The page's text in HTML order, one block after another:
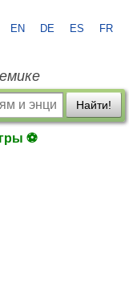
EN DE ES FR
Найти!
⚽